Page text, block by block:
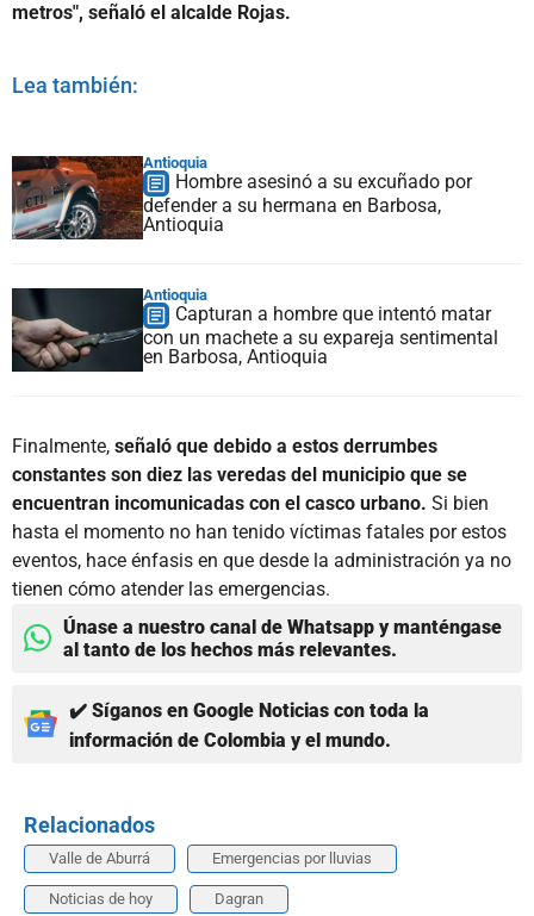
metros", señaló el alcalde Rojas.
Lea también:
Antioquia
Hombre asesinó a su excuñado por
defender a su hermana en Barbosa,
Antioquia
Antioquia
Capturan a hombre que intentó matar
con un machete a su expareja sentimental
en Barbosa, Antioquia
Finalmente, señaló que debido a estos derrumbes
constantes son diez las veredas del municipio que se
encuentran incomunicadas con el casco urbano. Si bien
hasta el momento no han tenido víctimas fatales por estos
eventos, hace énfasis en que desde la administración ya no
tienen cómo atender las emergencias.
Únase a nuestro canal de Whatsapp y manténgase
al tanto de los hechos más relevantes.
✔️ Síganos en Google Noticias con toda la
información de Colombia y el mundo.
Relacionados
Valle de Aburrá Emergencias por lluvias
Noticias de hoy Dagran